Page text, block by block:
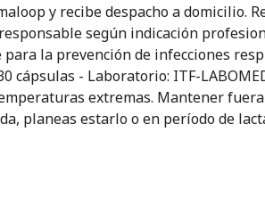
y recibe despacho a domicilio.
según indicación
la prevención de infecciones
cápsulas - Laboratorio: ITF-
extremas. Mantener
planeas estarlo o en período de